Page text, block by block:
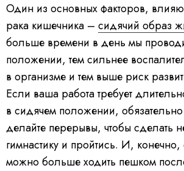
Один из основных факторов,
рака кишечника – сидячий образ
больше времени в день мы
положении, тем сильнее
в организме и тем выше риск
Если ваша работа требует
в сидячем положении,
делайте перерывы, чтобы сделать
гимнастику и пройтись. И, конечно,
можно больше ходить пешком